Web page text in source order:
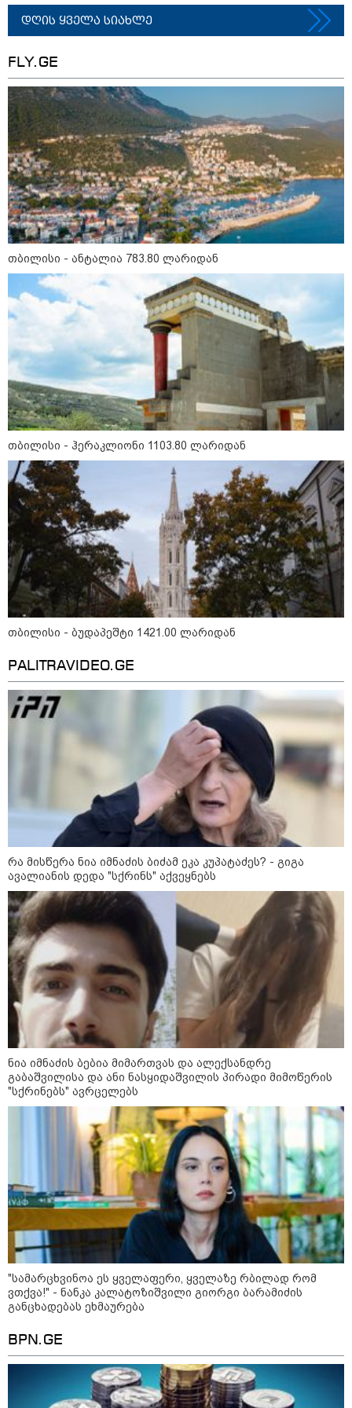
თბილისი - ანტალია 783.80
ლარიდან
თბილისი - ჰერაკლიონი 1103.80
ლარიდან
თბილისი - ბუდაპეშტი 1421.00
ლარიდან
თბილისი - რომი 1365.70 ლარიდან
მნიშვნელოვანი ინფორმაცია
11:13 / 05-08-2026
Hisense წარმოგიდგენთ გზავნილს "ინოვაციები
უკეთესი ცხოვრებისათვის" FIFA-ს 2026 წლის
მსოფლიო ჩემპიონატზე™
15:49 / 06-08-2026
შეიძინე ალდაგის სამოგზაურო დაზღვევა და
მიიღე გაორმაგებული ინტერნეტი
საზოგადოება
11:36 / 08-08-2026
წელიწადნახევარში საქართველოში 164
ადამიანი დაიკარგა - 57 პირს ამ დრომდე
დღის ყველა სიახლე
FLY.GE
თბილისი - ანტალია 783.80 ლარიდან
თბილისი - ჰერაკლიონი 1103.80 ლარიდან
თბილისი - ბუდაპეშტი 1421.00 ლარიდან
PALITRAVIDEO.GE
რა მისწერა ნია იმნაძის ბიძამ ეკა კუპატაძეს? - გიგა
ავალიანის დედა "სქრინს" აქვეყნებს
ნია იმნაძის ბებია მიმართვას და ალექსანდრე
გაბაშვილისა და ანი ნასყიდაშვილის პირადი მიმოწერის
"სქრინებს" ავრცელებს
"სა­მარ­ცხვი­ნოა ეს ყვე­ლა­ფე­რი, ყვე­ლა­ზე რბი­ლად რომ
ვთქვა!" - ნანკა კალატოზიშვილი გიორგი ბარამიძის
განცხადებას ეხმაურება
BPN.GE